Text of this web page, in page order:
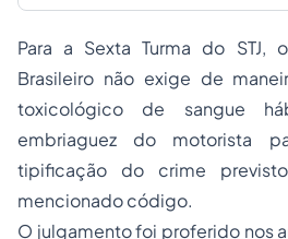
Para a Sexta Turma do STJ,
Brasileiro não exige de
toxicológico de sangue
embriaguez do motorista
tipificação do crime
mencionado código.
O julgamento foi proferido nos